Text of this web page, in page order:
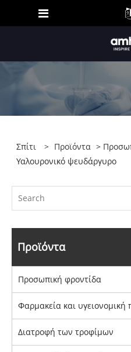
Σπίτι > Προϊόντα >
Υαλουρονικό ψευδάργυρο
Προϊόντα
Προσωπική φροντίδα
Φαρμακεία και υγειονομική
Διατροφή των τροφίμων